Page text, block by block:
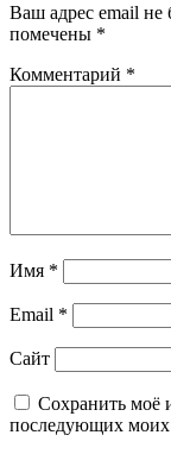
Ваш адрес email не
помечены *
Комментарий *
Имя *
Email *
Сайт
Сохранить моё
последующих моих